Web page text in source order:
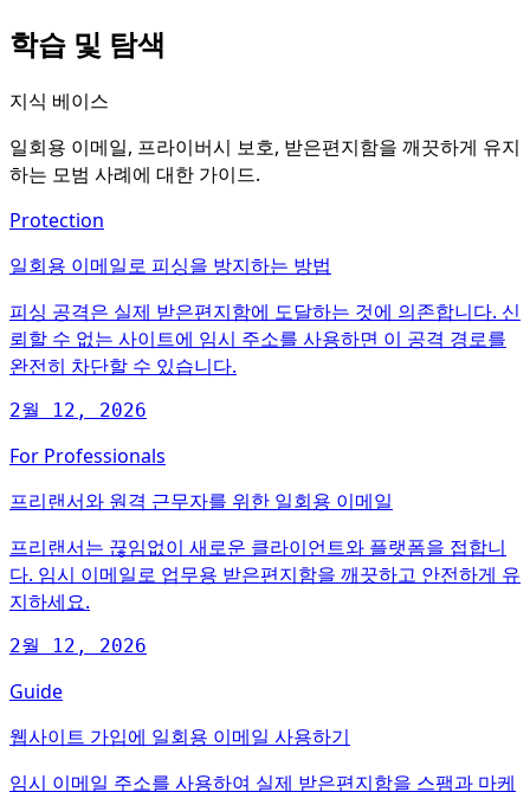
학습 및 탐색
지식 베이스
일회용 이메일, 프라이버시 보호, 받은편지함을 깨끗하게 유지
하는 모범 사례에 대한 가이드.
Protection
일회용 이메일로 피싱을 방지하는 방법
피싱 공격은 실제 받은편지함에 도달하는 것에 의존합니다. 신
뢰할 수 없는 사이트에 임시 주소를 사용하면 이 공격 경로를
완전히 차단할 수 있습니다.
2월 12, 2026
For Professionals
프리랜서와 원격 근무자를 위한 일회용 이메일
프리랜서는 끊임없이 새로운 클라이언트와 플랫폼을 접합니
다. 임시 이메일로 업무용 받은편지함을 깨끗하고 안전하게 유
지하세요.
2월 12, 2026
Guide
웹사이트 가입에 일회용 이메일 사용하기
임시 이메일 주소를 사용하여 실제 받은편지함을 스팸과 마케